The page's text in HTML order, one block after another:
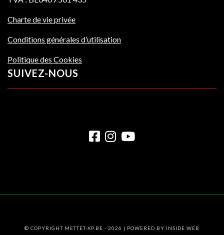
Charte de vie privée
Conditions générales d’utilisation
Politique des Cookies
SUIVEZ-NOUS
© COPYRIGHT METTET-XP.BE - 2026 | POWERED BY INSIDE WEB